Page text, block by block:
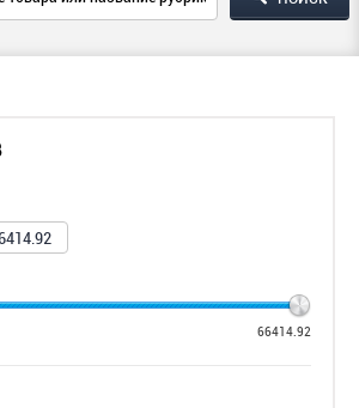
66414.92